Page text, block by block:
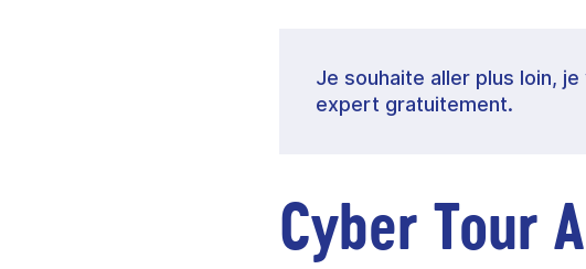
Je souhaite aller plus loin,
expert gratuitement.
Cyber Tour